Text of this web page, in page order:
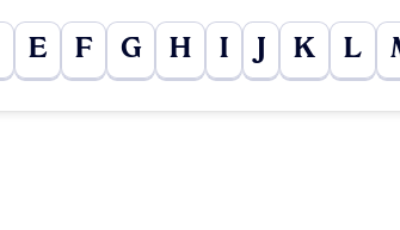
E F G H I J K L